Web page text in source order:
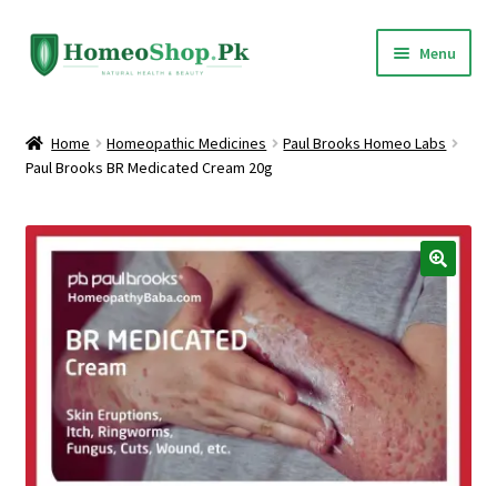
Skip
to
Skip
to
Menu
Shop All
Homeopathic Medicines
Expand
child
menu
Home Homeopathic Medicines
Paul Brooks Homeo Labs
Paul Brooks BR Medicated Cream 20g